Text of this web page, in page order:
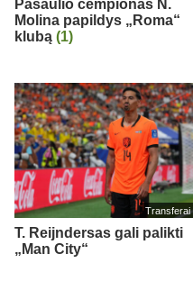
Pasaulio čempionas N.
Molina papildys „Roma“
klubą (1)
Transferai
T. Reijndersas gali palikti
„Man City“